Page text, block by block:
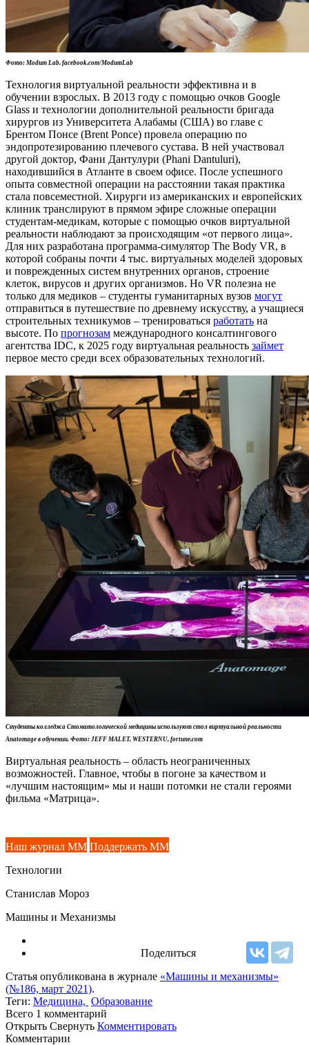
Фото: Modum Lab. facebook.com/ModumLab
Технология виртуальной реальности эффективна и в
обучении взрослых. В 2013 году с помощью очков Google
Glass и технологии дополнительной реальности бригада
хирургов из Университета Алабамы (США) во главе с
Брентом Понсе (Brent Ponce) провела операцию по
эндопротезированию плечевого сустава. В ней участвовал
другой доктор, Фани Дантулури (Phani Dantuluri),
находившийся в Атланте в своем офисе. После успешного
опыта совместной операции на расстоянии такая практика
стала повсеместной. Хирурги из американских и европейских
клиник транслируют в прямом эфире сложные операции
студентам-медикам, которые с помощью очков виртуальной
реальности наблюдают за происходящим «от первого лица».
Для них разработана программа-симулятор The Body VR, в
которой собраны почти 4 тыс. виртуальных моделей здоровых
и поврежденных систем внутренних органов, строение
клеток, вирусов и других организмов. Но VR полезна не
только для медиков – студенты гуманитарных вузов могут
отправиться в путешествие по древнему искусству, а учащиеся
строительных техникумов – тренироваться работать на
высоте. По прогнозам международного консалтингового
агентства IDC, к 2025 году виртуальная реальность займет
первое место среди всех образовательных технологий.
Студенты колледжа Стоматологической медицины используют стол виртуальной реальности
Anatomage в обучении. Фото: JEFF MALET, WESTERNU, fortune.com
Виртуальная реальность – область неограниченных
возможностей. Главное, чтобы в погоне за качеством и
«лучшим настоящим» мы и наши потомки не стали героями
фильма «Матрица».
Наш журнал ММ Поддержать ММ
Технологии
Станислав Мороз
Машины и Механизмы
Поделиться
Статья опубликована в журнале «Машины и механизмы»
(№186, март 2021).
Теги: Медицина, Образование
Всего 1 комментарий
Открыть Свернуть Комментировать
Комментарии